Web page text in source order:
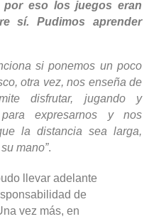
por eso los juegos eran
sí. Pudimos aprender
si ponemos un poco
otra vez, nos enseña de
disfrutar, jugando y
expresarnos y nos
la distancia sea larga,
mano”.
llevar adelante
de
vez más, en